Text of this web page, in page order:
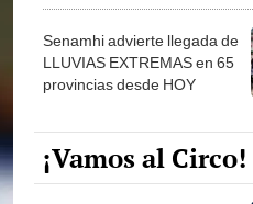
Senamhi advierte llegada de
LLUVIAS EXTREMAS en 65
provincias desde HOY
¡Vamos al Circo!